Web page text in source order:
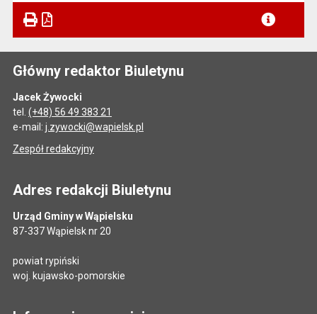
Główny redaktor Biuletynu
Jacek Żywocki
tel. (+48) 56 49 383 21
e-mail: j.zywocki@wapielsk.pl
Zespół redakcyjny
Adres redakcji Biuletynu
Urząd Gminy w Wąpielsku
87-337 Wąpielsk nr 20
powiat rypiński
woj. kujawsko-pomorskie